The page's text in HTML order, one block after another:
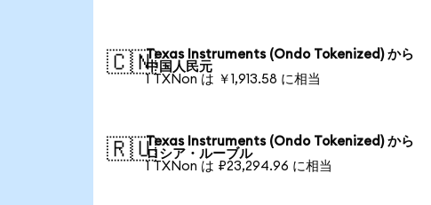
🇨🇳Texas Instruments (Ondo Tokenized) から
中国人民元
1 TXNon は ￥1,913.58 に相当
🇷🇺Texas Instruments (Ondo Tokenized) から
ロシア・ルーブル
1 TXNon は ₽23,294.96 に相当